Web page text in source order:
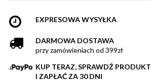
EXPRESOWA WYSYŁKA
DARMOWA DOSTAWA
przy zamówieniach od 399zł
KUP TERAZ, SPRAWDŹ PRODUKT
I ZAPŁAĆ ZA 30 DNI